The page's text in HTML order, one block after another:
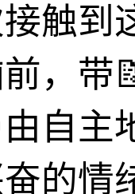
触到
，带
自主
的情